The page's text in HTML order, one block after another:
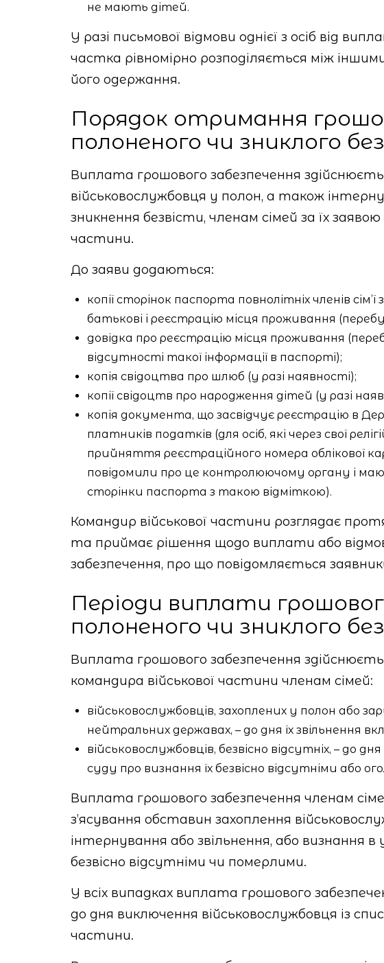
не мають дітей.
У разі письмової відмови однієї з осіб від
частка рівномірно розподіляється між
його одержання.
Порядок отримання
полоненого чи зниклого
Виплата грошового забезпечення
військовослужбовця у полон, а також
зникнення безвісти, членам сімей за їх заявою
частини.
До заяви додаються:
копії сторінок паспорта повнолітніх членів
батькові і реєстрацію місця проживання
довідка про реєстрацію місця проживання
відсутності такої інформації в паспорті);
копія свідоцтва про шлюб (у разі наявності);
копії свідоцтв про народження дітей (у разі
копія документа, що засвідчує реєстрацію в
платників податків (для осіб, які через свої
прийняття реєстраційного номера облікової
повідомили про це контролюючому органу і
сторінки паспорта з такою відміткою).
Командир військової частини розглядає
та приймає рішення щодо виплати або
забезпечення, про що повідомляється
Періоди виплати
полоненого чи зниклого
Виплата грошового забезпечення
командира військової частини членам сімей:
військовослужбовців, захоплених у полон або
нейтральних державах, – до дня їх звільнення
військовослужбовців, безвісно відсутніх, – до
суду про визнання їх безвісно відсутніми або
Виплата грошового забезпечення членам
з’ясування обставин захоплення
інтернування або звільнення, або визнання
безвісно відсутніми чи померлими.
У всіх випадках виплата грошового
до дня виключення військовослужбовця із
частини.